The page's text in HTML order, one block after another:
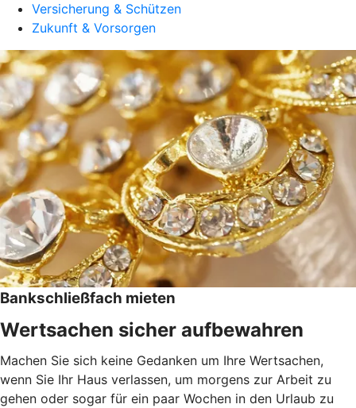
Versicherung & Schützen
Zukunft & Vorsorgen
Bankschließfach mieten
Wertsachen sicher aufbewahren
Machen Sie sich keine Gedanken um Ihre Wertsachen,
wenn Sie Ihr Haus verlassen, um morgens zur Arbeit zu
gehen oder sogar für ein paar Wochen in den Urlaub zu